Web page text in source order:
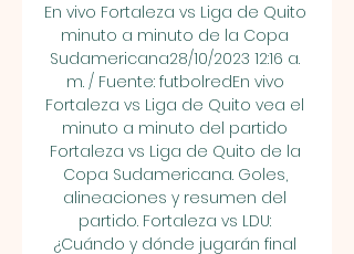
En vivo Fortaleza vs Liga de Quito
minuto a minuto de la Copa
Sudamericana28/10/2023 12:16 a.
m. / Fuente: futbolredEn vivo
Fortaleza vs Liga de Quito vea el
minuto a minuto del partido
Fortaleza vs Liga de Quito de la
Copa Sudamericana. Goles,
alineaciones y resumen del
partido. Fortaleza vs LDU:
¿Cuándo y dónde jugarán final